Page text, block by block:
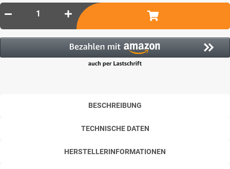
BESCHREIBUNG
TECHNISCHE DATEN
HERSTELLERINFORMATIONEN